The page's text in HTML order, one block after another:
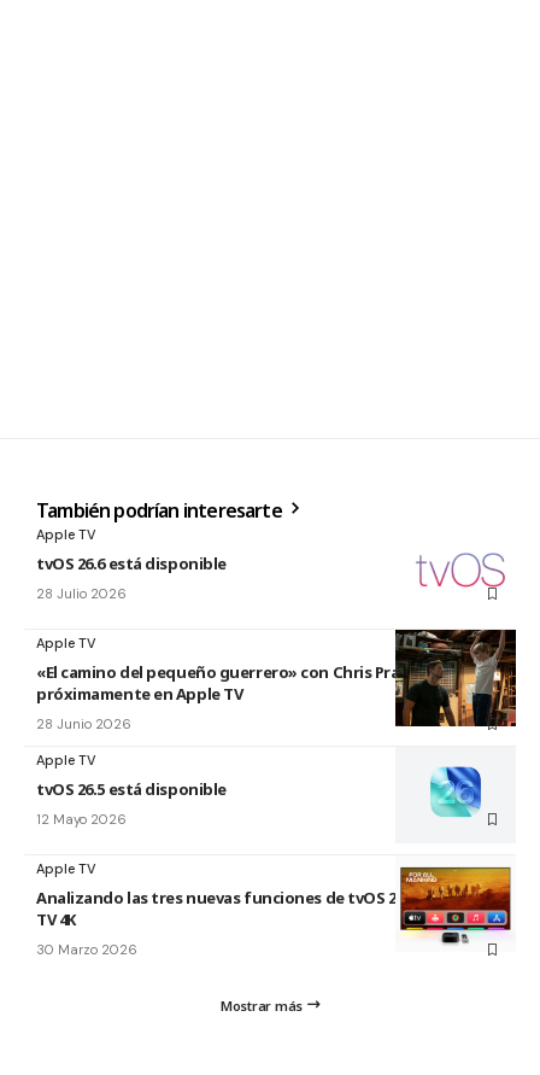
También podrían interesarte
Apple TV
tvOS 26.6 está disponible
28 Julio 2026
Apple TV
«El camino del pequeño guerrero» con Chris Pratt
próximamente en Apple TV
28 Junio 2026
Apple TV
tvOS 26.5 está disponible
12 Mayo 2026
Apple TV
Analizando las tres nuevas funciones de tvOS 26.4 para Apple
TV 4K
30 Marzo 2026
Mostrar más